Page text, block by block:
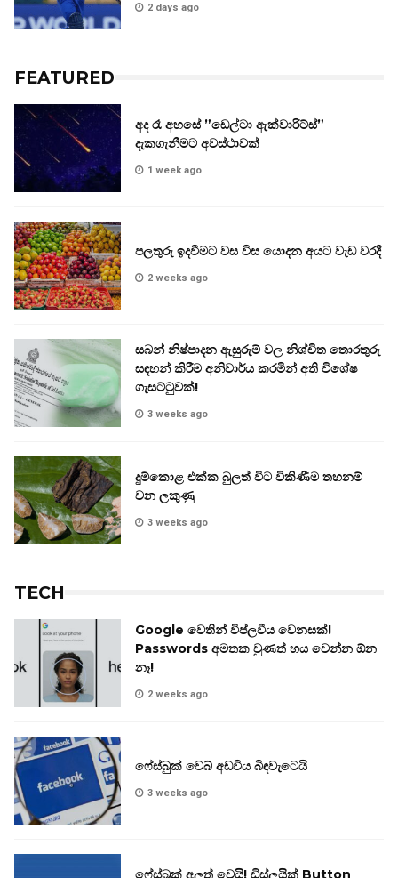
2 days ago
FEATURED
අද රෑ අහසේ ”ඩෙල්ටා ඇක්වාරිට්ස්”
දැකගැනීමට අවස්ථාවක්
1 week ago
පලතුරු ඉදවීමට වස විස යොදන අයට වැඩ වරදී
2 weeks ago
සබන් නිෂ්පාදන ඇසුරුම් වල නිශ්චිත තොරතුරු
සඳහන් කිරීම අනිවාර්ය කරමින් අති විශේෂ
ගැසට්ටුවක්!
3 weeks ago
දුම්කොළ එක්ක බුලත් විට විකිණීම තහනම්
වන ලකුණු
3 weeks ago
TECH
Google වෙතින් විප්ලවීය වෙනසක්!
Passwords අමතක වුණත් භය වෙන්න ඕන
නෑ!
2 weeks ago
ෆේස්බුක් වෙබ් අඩවිය බිඳවැටෙයි
3 weeks ago
ෆේස්බුක් අලුත් වෙයි! ඩිස්ලයික් Button